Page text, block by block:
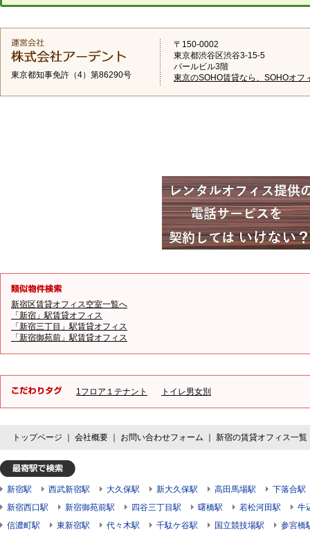
東京都知事免許（4）第86290号
〒150-0002
東京都渋谷区渋谷3-15-5
パールビル3階
東京のSOHO賃貸なら、SOHOオフ
新宿区賃貸オフィス空室一覧へ
「新宿」駅賃貸オフィス
「新宿三丁目」駅賃貸オフィス
「新宿御苑前」駅賃貸オフィス
1フロア１テナント トイレ男女別
トップページ 会社概要 お問い合わせフォーム 新宿の賃貸オフィス一覧
新宿駅 西武新宿駅 大久保駅 新大久保駅 高田馬場駅
下落合駅
新宿西口駅
新宿御苑前駅 四谷三丁目駅 曙橋駅 若松河田駅
牛
信濃町駅
東新宿駅 代々木駅 千駄ケ谷駅 国立競技場駅 参宮橋